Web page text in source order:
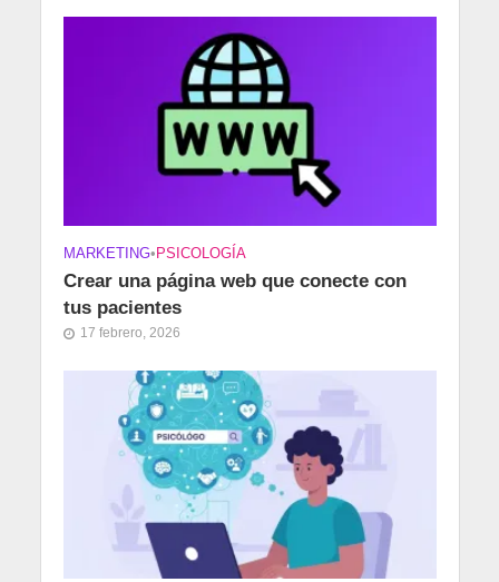
MARKETING• PSICOLOGÍA
Crear una página web que conecte con
tus pacientes
17 febrero, 2026